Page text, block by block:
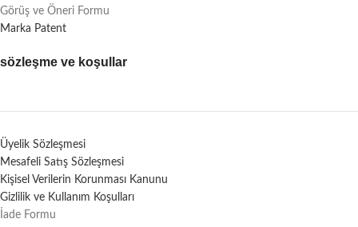
Görüş ve Öneri Formu
Marka Patent
sözleşme ve koşullar
Üyelik Sözleşmesi
Mesafeli Satış Sözleşmesi
Kişisel Verilerin Korunması Kanunu
Gizlilik ve Kullanım Koşulları
İade Formu